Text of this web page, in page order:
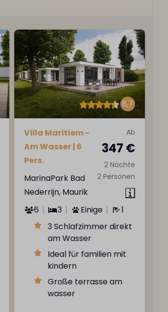
8,7
Ab
347 €
2 Nächte
2 Personen
Villa Maritiem -
Am Wasser | 6
Pers.
MarinaPark Bad
Nederrijn, Maurik
6
3 Einige
1
3 Schlafzimmer direkt
am Wasser
Ideal für familien mit
kindern
Große terrasse am
wasser